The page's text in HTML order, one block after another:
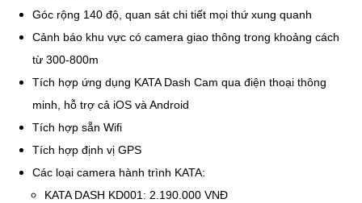
Góc rộng 140 độ, quan sát chi tiết mọi thứ xung quanh
Cảnh báo khu vực có camera giao thông trong khoảng cách
từ 300-800m
Tích hợp ứng dụng KATA Dash Cam qua điện thoại thông
minh, hỗ trợ cả iOS và Android
Tích hợp sẵn Wifi
Tích hợp định vị GPS
Các loại camera hành trình KATA:
KATA DASH KD001: 2.190.000 VNĐ